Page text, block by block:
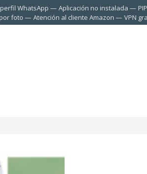
WhatsApp Aplicación no instalada
foto Atención al cliente Amazon VPN